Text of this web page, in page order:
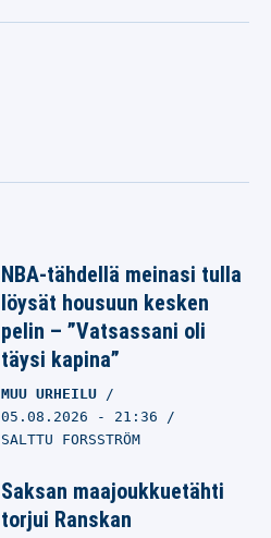
NBA-tähdellä meinasi tulla
löysät housuun kesken
pelin – ”Vatsassani oli
täysi kapina”
MUU URHEILU
05.08.2026 - 21:36
SALTTU FORSSTRÖM
Saksan maajoukkuetähti
torjui Ranskan